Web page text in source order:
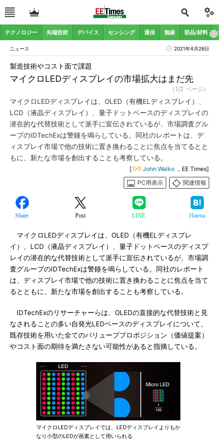
テクノロジー 先端技術 デバイス センシング 通信 無線 部品/材料
ニュース 2021年4月28日
マイクロLEDディスプレイの市場拡大はまだ先
製造技術やコスト面で課題
（1/2 ページ）
マイクロLEDディスプレイは、OLED（有機ELディスプレイ）、
LCD（液晶ディスプレイ）、量子ドットベースのディスプレイの
潜在的な代替技術として派手に宣伝されているが、市場調査グル
ープのIDTechExは警鐘を鳴らしている。同社のレポートは、デ
ィスプレイ市場で他の技術に置き換わることに焦点を当てるとと
もに、新たな市場を創出することも考察している。
[ John Walko ，EE Times]
PC用表示
関連情報
Share Post LINE Hatena
マイクロLEDディスプレイは、OLED（有機ELディスプレ
イ）、LCD（液晶ディスプレイ）、量子ドットベースのディスプ
レイの潜在的な代替技術として派手に宣伝されているが、市場調
査グループのIDTechExは警鐘を鳴らしている。同社のレポート
は、ディスプレイ市場で他の技術に置き換わることに焦点を当て
るとともに、新たな市場を創出することも考察している。
IDTechExのリサーチャーらは、OLEDの直接的な代替技術と見
なされることの多い自発光LEDベースのディスプレイについて、
既存技術を用いた全てのバリューププロポジション（価値提案）
やコスト面の期待を満たさない可能性があると指摘している。
マイクロLEDディスプレイでは、LEDディスプレイよりもか
なり小型のLEDが画素として用いられる